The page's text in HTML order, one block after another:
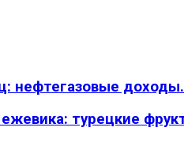
нефтегазовые
турецкие